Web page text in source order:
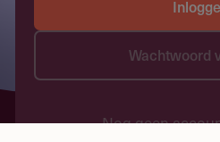
Wachtwoord
Nog geen